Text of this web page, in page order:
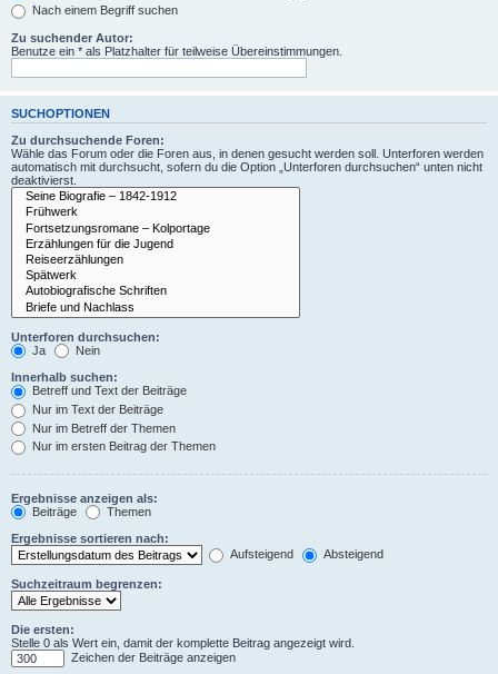
Nach einem Begriff suchen
Zu suchender Autor:
Benutze ein * als Platzhalter für teilweise Übereinstimmungen.
SUCHOPTIONEN
Zu durchsuchende Foren:
Wähle das Forum oder die Foren aus, in denen gesucht werden soll. Unterforen werden
automatisch mit durchsucht, sofern du die Option „Unterforen durchsuchen“ unten nicht
deaktivierst.
Unterforen durchsuchen:
Ja
Nein
Innerhalb suchen:
Betreff und Text der Beiträge
Nur im Text der Beiträge
Nur im Betreff der Themen
Nur im ersten Beitrag der Themen
Ergebnisse anzeigen als:
Beiträge
Themen
Ergebnisse sortieren nach:
Aufsteigend
Absteigend
Suchzeitraum begrenzen:
Die ersten:
Stelle 0 als Wert ein, damit der komplette Beitrag angezeigt wird.
Zeichen der Beiträge anzeigen